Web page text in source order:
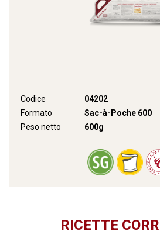
Codice
04202
Formato
Sac-à-Poche 600
Peso netto
600g
RICETTE